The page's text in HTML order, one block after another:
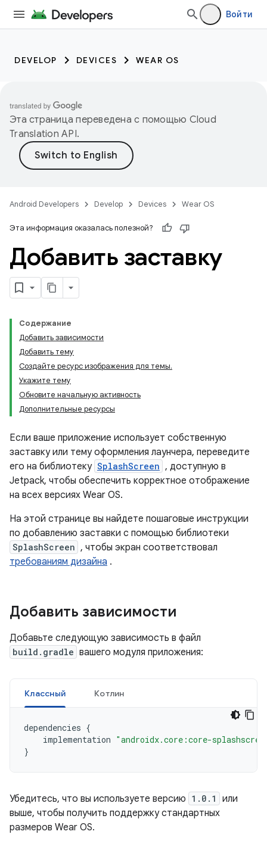
Войти
DEVELOP DEVICES WEAR OS
Эта страница переведена с помощью Cloud
Translation API.
Android Developers Develop Devices Wear OS
Эта информация оказалась полезной?
Добавить заставку
Содержание
Добавить зависимости
Добавить тему
Создайте ресурс изображения для темы.
Укажите тему
Обновите начальную активность
Дополнительные ресурсы
Если ваше приложение использует собственную
заставку или тему оформления лаунчера, переведите
его на библиотеку SplashScreen , доступную в
Jetpack, чтобы обеспечить корректное отображение
на всех версиях Wear OS.
На этой странице вы найдете пошаговые инструкции
по добавлению заставки с помощью библиотеки
SplashScreen , чтобы экран соответствовал
требованиям дизайна .
Добавить зависимости
Добавьте следующую зависимость в файл
build.gradle вашего модуля приложения:
Классный Котлин
dependencies {
implementation "androidx.core:core-
}
Убедитесь, что вы используете версию 1.0.1
или
выше, чтобы получить поддержку стандартных
размеров Wear OS.